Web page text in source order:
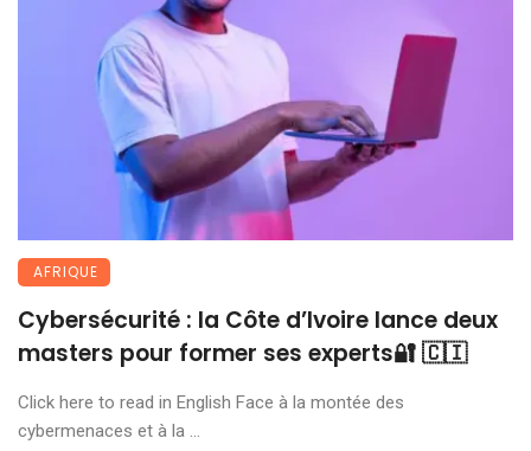
AFRIQUE
Cybersécurité : la Côte d’Ivoire lance deux
masters pour former ses experts🔐 🇨🇮
Click here to read in English Face à la montée des
cybermenaces et à la ...